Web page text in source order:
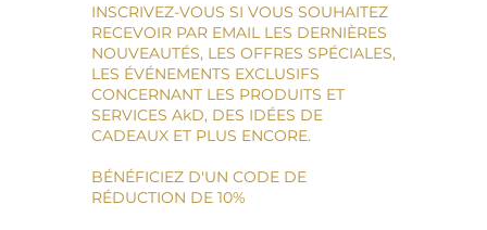
INSCRIVEZ-VOUS SI VOUS SOUHAITEZ
RECEVOIR PAR EMAIL LES DERNIÈRES
NOUVEAUTÉS, LES OFFRES SPÉCIALES,
LES ÉVÉNEMENTS EXCLUSIFS
CONCERNANT LES PRODUITS ET
SERVICES AkD, DES IDÉES DE
CADEAUX ET PLUS ENCORE.
BÉNÉFICIEZ D'UN CODE DE
RÉDUCTION DE 10%